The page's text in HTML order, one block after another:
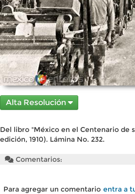
Alta Resolución
Del libro "México en el Centenario de
edición, 1910). Lámina No. 232.
Comentarios:
Para agregar un comentario entra a